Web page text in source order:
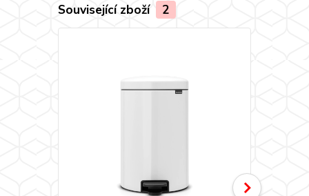
Související zboží 2